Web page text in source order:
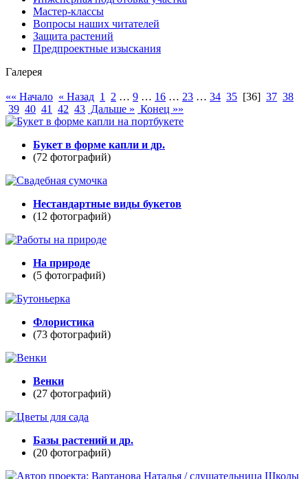
Мастер-классы
Вопросы наших читателей
Защита растений
Предпроектные изыскания
Галерея
«« Начало « Назад 1 2 … 9 … 16 … 23 … 34 35 [36] 37 38
39 40 41 42 43 Дальше » Конец »»
Букет в форме капли и др.
(72 фотографий)
Нестандартные виды букетов
(12 фотографий)
На природе
(5 фотографий)
Флористика
(73 фотографий)
Венки
(27 фотографий)
Базы растений и др.
(20 фотографий)